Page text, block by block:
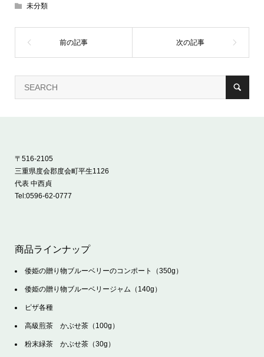
未分類
〒516-2105
三重県度会郡度会町平生1126
代表 中西貞
Tel:0596-62-0777
商品ラインナップ
倭姫の贈り物ブルーベリーのコンポート（350g）
倭姫の贈り物ブルーベリージャム（140g）
ピザ各種
高級煎茶 かぶせ茶（100g）
粉末緑茶 かぶせ茶（30g）